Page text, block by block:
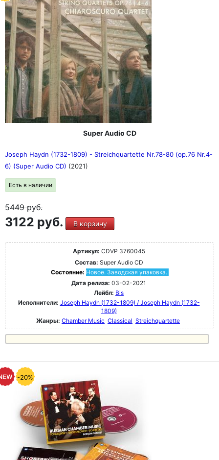
Super Audio CD
Joseph Haydn (1732-1809) - Streichquartette Nr.78-80 (op.76 Nr.4-
6) (Super Audio CD) (2021)
Есть в наличии
5449руб.
3122 руб. В корзину
Артикул: CDVP 3760045
Состав: Super Audio CD
Состояние: Новое. Заводская упаковка.
Дата релиза: 03-02-2021
Лейбл: Bis
Исполнители: Joseph Haydn (1732-1809) / Joseph Haydn (1732-
1809)
Жанры: Chamber Music Classical Streichquartette
-20%